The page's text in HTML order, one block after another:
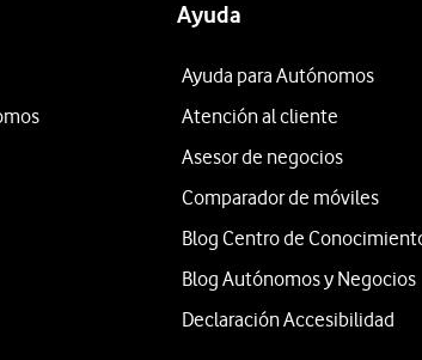
Ayuda
Ayuda para Autónomos
Atención al cliente
Asesor de negocios
Comparador de móviles
Blog Centro de
Blog Autónomos y Negocios
Declaración Accesibilidad